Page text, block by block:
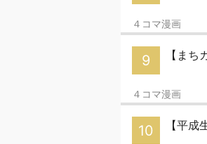
４コマ漫画
9 【ま
４コマ漫画
10 【平